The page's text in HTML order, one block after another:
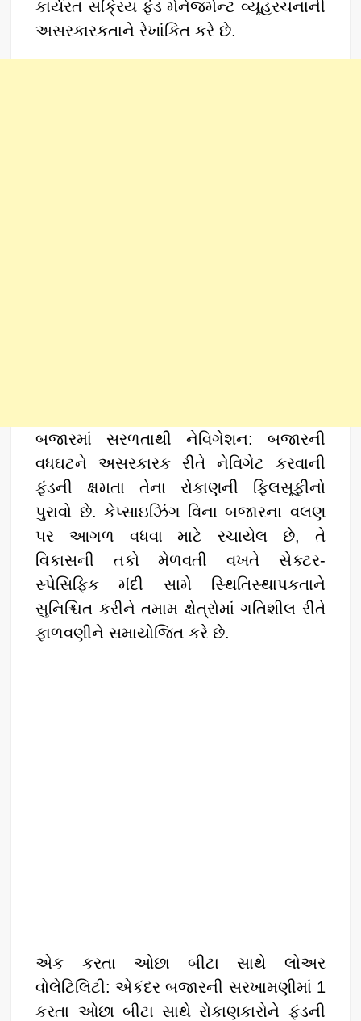
કાર્યરત સક્રિય ફંડ મેનેજમેન્ટ વ્યૂહરચનાની
અસરકારકતાને રેખાંકિત કરે છે.
બજારમાં સરળતાથી નેવિગેશન: બજારની
વધઘટને અસરકારક રીતે નેવિગેટ કરવાની
ફંડની ક્ષમતા તેના રોકાણની ફિલસૂફીનો
પુરાવો છે. કેપ્સાઇઝિંગ વિના બજારના વલણ
પર આગળ વધવા માટે રચાયેલ છે, તે
વિકાસની તકો મેળવતી વખતે સેક્ટર-
સ્પેસિફિક મંદી સામે સ્થિતિસ્થાપકતાને
સુનિશ્ચિત કરીને તમામ ક્ષેત્રોમાં ગતિશીલ રીતે
ફાળવણીને સમાયોજિત કરે છે.
એક કરતા ઓછા બીટા સાથે લોઅર
વોલેટિલિટી: એકંદર બજારની સરખામણીમાં 1
કરતા ઓછા બીટા સાથે રોકાણકારોને ફંડની